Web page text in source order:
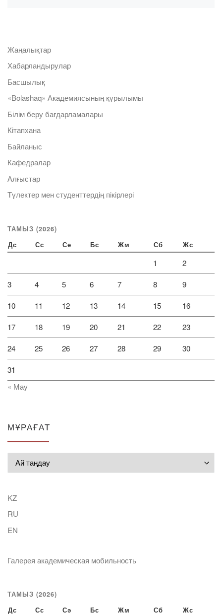
Жаңалықтар
Хабарландырулар
Басшылық
«Bolashaq» Академиясының құрылымы
Білім беру бағдарламалары
Кітапхана
Байланыс
Кафедралар
Алғыстар
Түлектер мен студенттердің пікірлері
ТАМЫЗ (2026)
Дс Сс Сә Бс Жм Сб Жс
1 2
3 4 5 6 7 8 9
10 11 12 13 14 15 16
17 18 19 20 21 22 23
24 25 26 27 28 29 30
31
« Мау
МҰРАҒАТ
KZ
RU
EN
Галерея академическая мобильность
ТАМЫЗ (2026)
Дс Сс Сә Бс Жм Сб Жс